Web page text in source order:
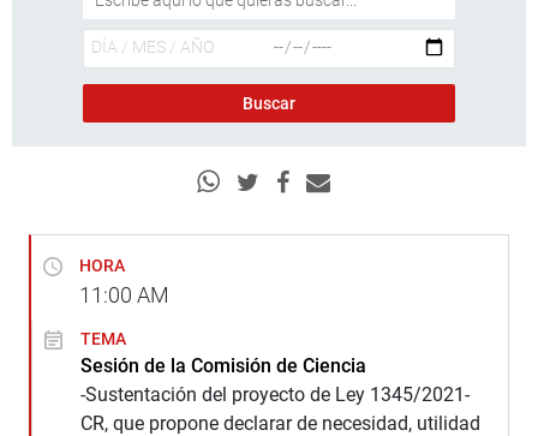
HORA
11:00 AM
TEMA
Sesión de la Comisión de Ciencia
-Sustentación del proyecto de Ley 1345/2021-
CR, que propone declarar de necesidad, utilidad